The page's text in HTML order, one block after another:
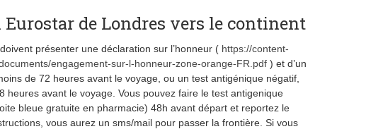
Eurostar de Londres vers le continent
présenter une déclaration sur l’honneur ( https://content-
engagement-sur-l-honneur-zone-orange-FR.pdf ) et d’un
de 72 heures avant le voyage, ou un test antigénique négatif,
heures avant le voyage. Vous pouvez faire le test antigenique
bleue gratuite en pharmacie) 48h avant départ et reportez le
vous aurez un sms/mail pour passer la frontière. Si vous